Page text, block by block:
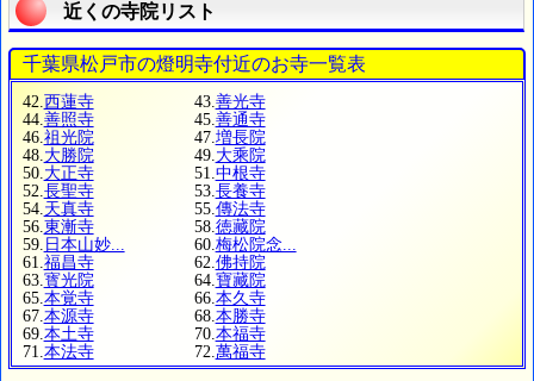
近くの寺院リスト
千葉県松戸市の燈明寺付近のお寺一覧表
42. 西蓮寺 43. 善光寺
44. 善照寺 45. 善通寺
46. 祖光院 47. 増長院
48. 大勝院 49. 大乘院
50. 大正寺 51. 中根寺
52. 長聖寺 53. 長養寺
54. 天真寺 55. 傳法寺
56. 東漸寺 58. 徳藏院
59. 日本山妙... 60. 梅松院念...
61. 福昌寺 62. 佛持院
63. 寳光院 64. 寶藏院
65. 本覚寺 66. 本久寺
67. 本源寺 68. 本勝寺
69. 本土寺 70. 本福寺
71. 本法寺 72. 萬福寺